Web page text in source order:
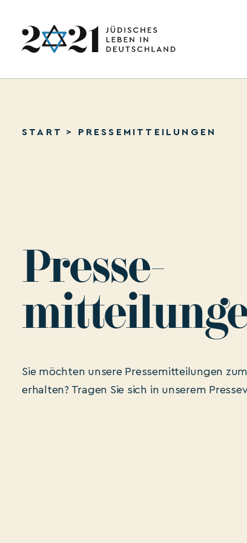
START > PRESSEMITTEILUNGEN
Presse­
Sie möchten unsere Pressemitteilungen zum
erhalten? Tragen Sie sich in unserem